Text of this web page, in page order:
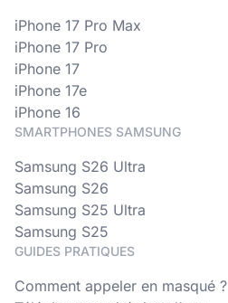
iPhone 17 Pro Max
iPhone 17 Pro
iPhone 17
iPhone 17e
iPhone 16
SMARTPHONES SAMSUNG
Samsung S26 Ultra
Samsung S26
Samsung S25 Ultra
Samsung S25
GUIDES PRATIQUES
Comment appeler en masqué ?